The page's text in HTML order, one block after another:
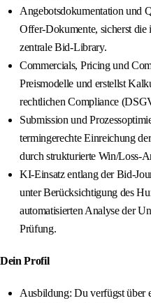
Angebotsdokumentation und
Offer-Dokumente, sicherst
zentrale Bid-Library.
Commercials, Pricing und
Preismodelle und erstellst
rechtlichen Compliance
Submission und
termingerechte Einreichung
durch strukturierte Win/Loss-
KI-Einsatz entlang der Bid-
unter Berücksichtigung des
automatisierten Analyse der
Prüfung.
Dein Profil
Ausbildung: Du verfügst über